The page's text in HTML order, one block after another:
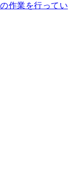
作業を行ってい